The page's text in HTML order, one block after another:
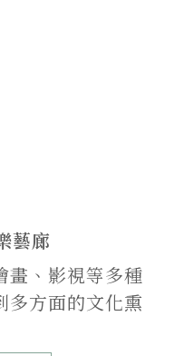
藝廊
畫、影視等多種
多方面的文化熏